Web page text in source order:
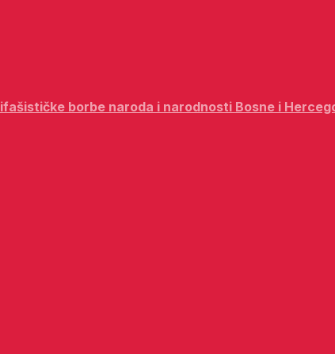
borbe naroda i narodnosti Bosne i